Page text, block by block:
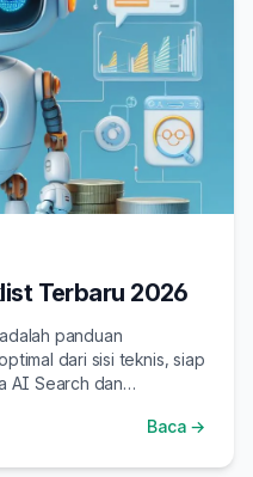
Terbaru 2026
panduan
dari sisi teknis, siap
AI Search dan
Baca →